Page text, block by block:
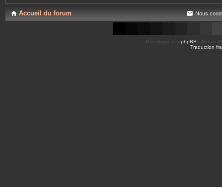
Accueil du forum Nous
Développé par phpBB ® Forum
Traduction